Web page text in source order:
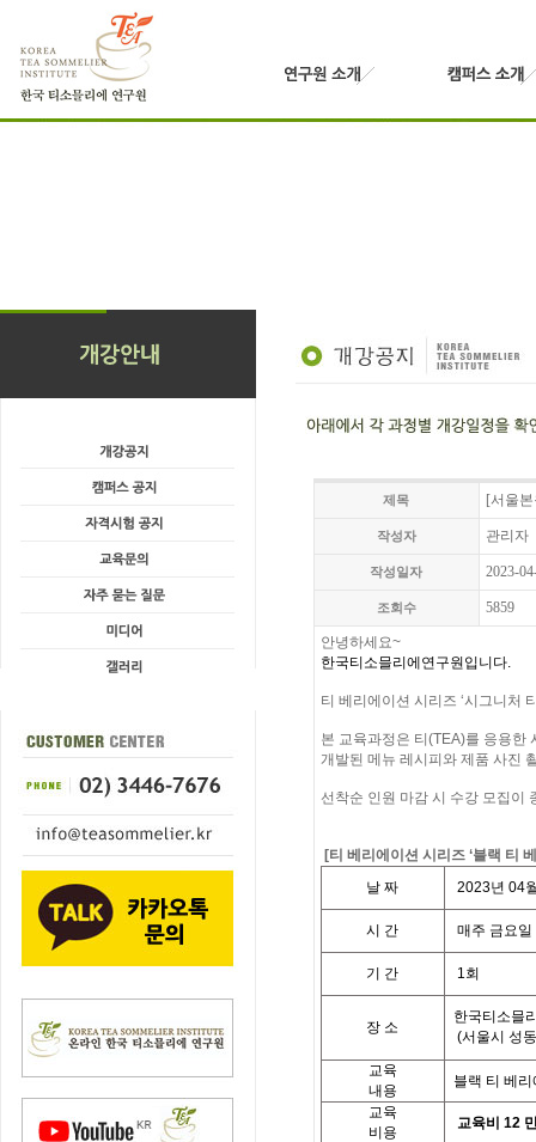
제목 [서울
작성자 관리자
작성일자 2023-
조회수 5859
안녕하세요~
한국티소믈리에연구원입니다.
티 베리에이션 시리즈 ‘시그니처
본 교육과정은 티 (TEA)를 응용한
개발된 메뉴 레시피와 제품 사진
선착순 인원 마감 시 수강 모집이
[티 베리에이션 시리즈 ‘블랙 티
날 짜 2023년 04
시 간 매주 금요일
기 간 1회
장 소
한국티소믈
(서울시 성
교육
내용
블랙 티 베리
교육
비용
교육비 12